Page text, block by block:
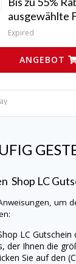
ausgewählte
Expired
ANGEBOT
Shop LC
um
LC Gutschein
der Ihnen die
Sie auf den